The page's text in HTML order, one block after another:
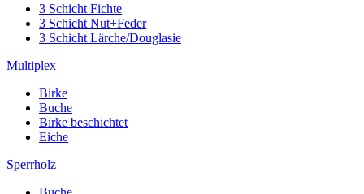
3 Schicht Fichte
3 Schicht Nut+Feder
3 Schicht Lärche/Douglasie
Multiplex
Birke
Buche
Birke beschichtet
Eiche
Sperrholz